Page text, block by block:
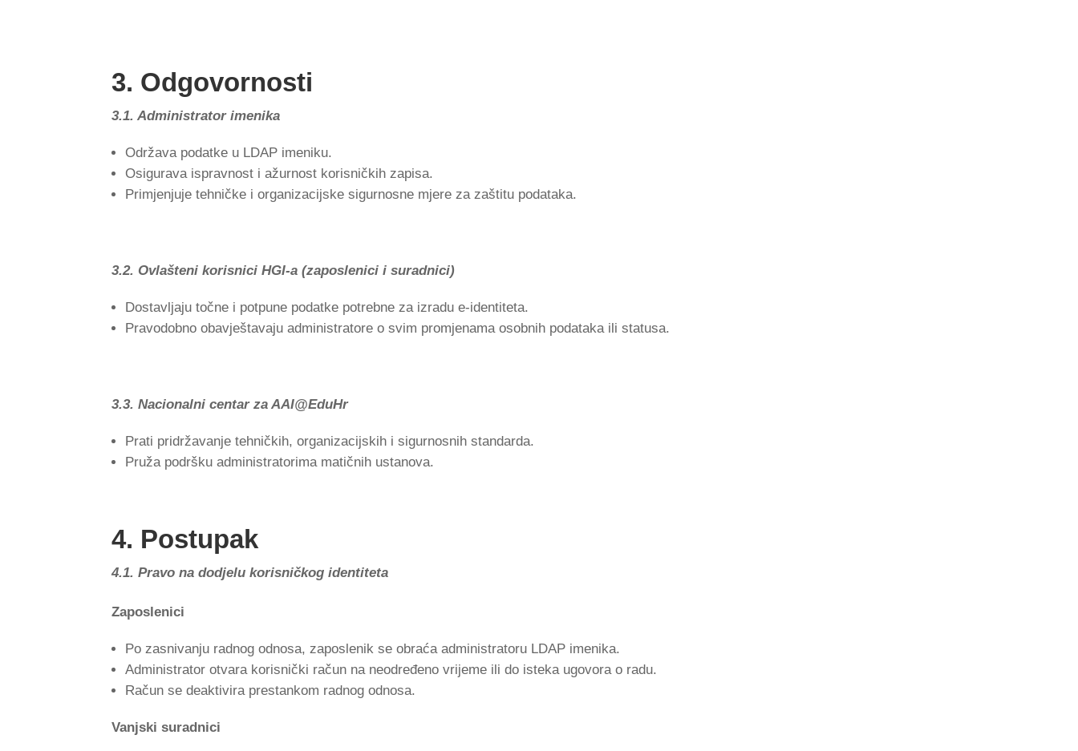
3. Odgovornosti
3.1. Administrator imenika
Održava podatke u LDAP imeniku.
Osigurava ispravnost i ažurnost korisničkih zapisa.
Primjenjuje tehničke i organizacijske sigurnosne mjere za zaštitu podataka.
3.2. Ovlašteni korisnici HGI-a (zaposlenici i suradnici)
Dostavljaju točne i potpune podatke potrebne za izradu e-identiteta.
Pravodobno obavještavaju administratore o svim promjenama osobnih podataka ili statusa.
3.3. Nacionalni centar za AAI@EduHr
Prati pridržavanje tehničkih, organizacijskih i sigurnosnih standarda.
Pruža podršku administratorima matičnih ustanova.
4. Postupak
4.1. Pravo na dodjelu korisničkog identiteta
Zaposlenici
Po zasnivanju radnog odnosa, zaposlenik se obraća administratoru LDAP imenika.
Administrator otvara korisnički račun na neodređeno vrijeme ili do isteka ugovora o radu.
Račun se deaktivira prestankom radnog odnosa.
Vanjski suradnici